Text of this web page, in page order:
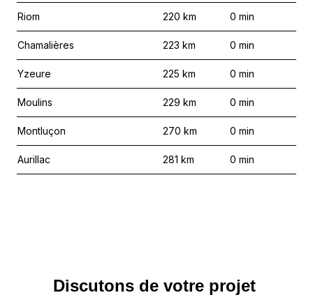
Riom 220 km 0 min
Chamalières 223 km 0 min
Yzeure 225 km 0 min
Moulins 229 km 0 min
Montluçon 270 km 0 min
Aurillac 281 km 0 min
Discutons de votre projet